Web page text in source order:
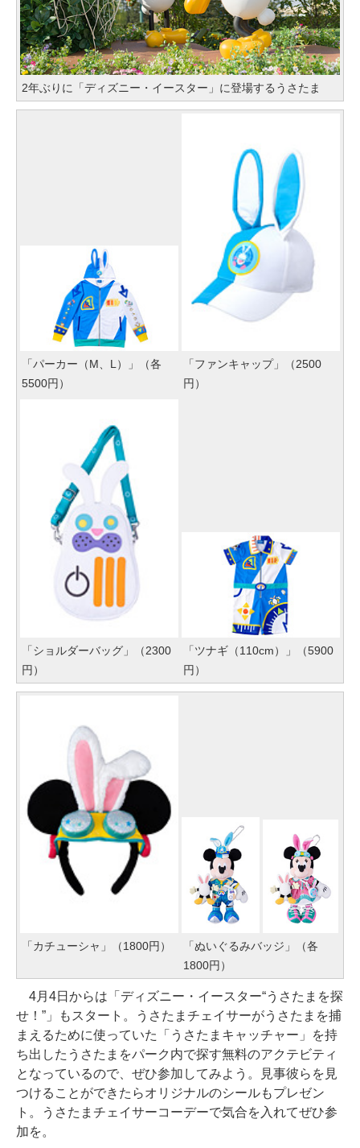
2年ぶりに「ディズニー・イースター」に登場するうさたま
「パーカー（M、L）」（各
5500円）
「ファンキャップ」（2500
円）
「ショルダーバッグ」（2300
円）
「ツナギ（110cm）」（5900
円）
「カチューシャ」（1800円）
「ぬいぐるみバッジ」（各
1800円）
4月4日からは「ディズニー・イースター“うさたまを探
せ！”」もスタート。うさたまチェイサーがうさたまを捕
まえるために使っていた「うさたまキャッチャー」を持
ち出したうさたまをパーク内で探す無料のアクテビティ
となっているので、ぜひ参加してみよう。見事彼らを見
つけることができたらオリジナルのシールもプレゼン
ト。うさたまチェイサーコーデーで気合を入れてぜひ参
加を。